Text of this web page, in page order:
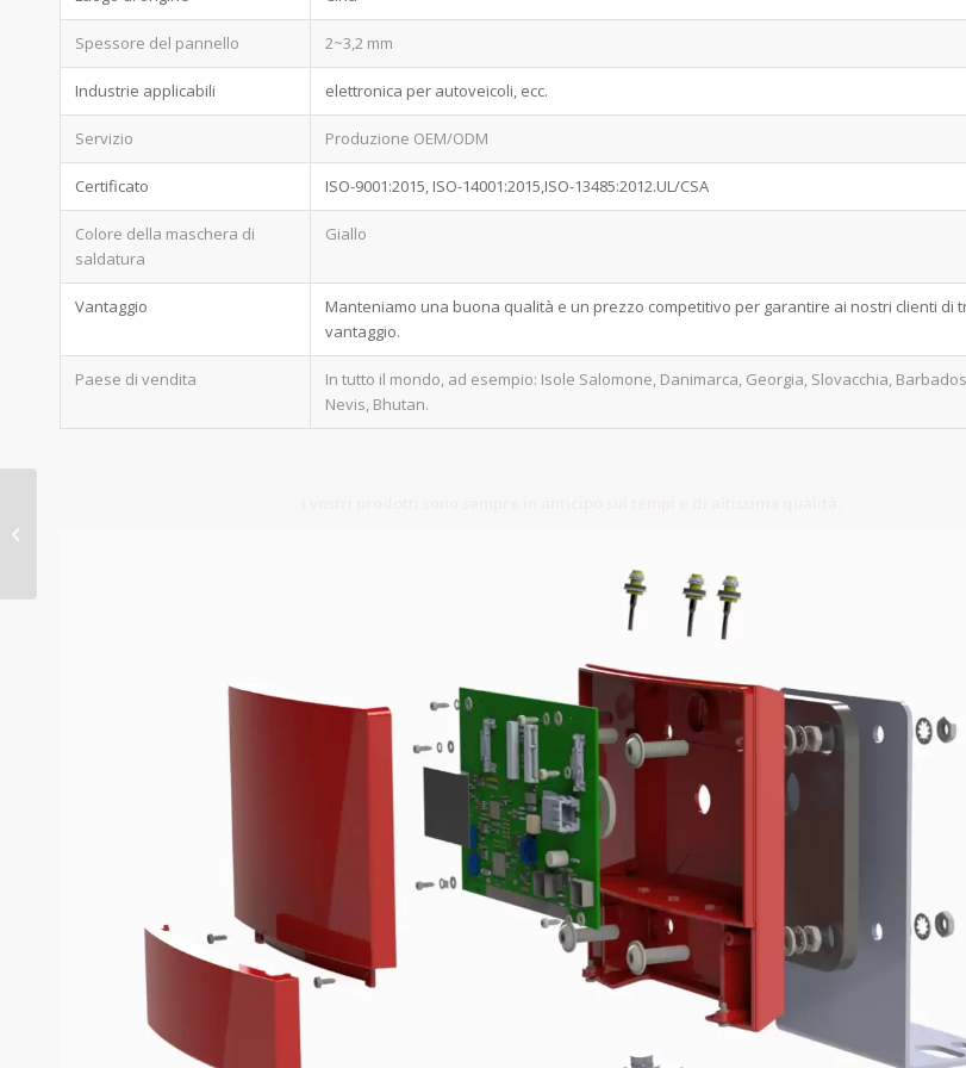
Spessore del pannello 2~3,2 mm
Industrie applicabili elettronica per autoveicoli, ecc.
Servizio Produzione OEM/ODM
Certificato ISO-9001:2015, ISO-14001:2015,ISO-13485:2012.UL/CSA
Colore della maschera di
saldatura
Giallo
Vantaggio
Manteniamo una buona qualità e un prezzo competitivo per garantire ai nostri clienti di
vantaggio.
Paese di vendita
In tutto il mondo, ad esempio: Isole Salomone, Danimarca, Georgia, Slovacchia,
Nevis, Bhutan.